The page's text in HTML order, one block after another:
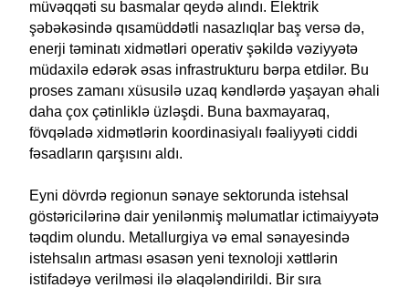
müvəqqəti su basmalar qeydə alındı. Elektrik
şəbəkəsində qısamüddətli nasazlıqlar baş versə də,
enerji təminatı xidmətləri operativ şəkildə vəziyyətə
müdaxilə edərək əsas infrastrukturu bərpa etdilər. Bu
proses zamanı xüsusilə uzaq kəndlərdə yaşayan əhali
daha çox çətinliklə üzləşdi. Buna baxmayaraq,
fövqəladə xidmətlərin koordinasiyalı fəaliyyəti ciddi
fəsadların qarşısını aldı.
Eyni dövrdə regionun sənaye sektorunda istehsal
göstəricilərinə dair yenilənmiş məlumatlar ictimaiyyətə
təqdim olundu. Metallurgiya və emal sənayesində
istehsalın artması əsasən yeni texnoloji xəttlərin
istifadəyə verilməsi ilə əlaqələndirildi. Bir sıra